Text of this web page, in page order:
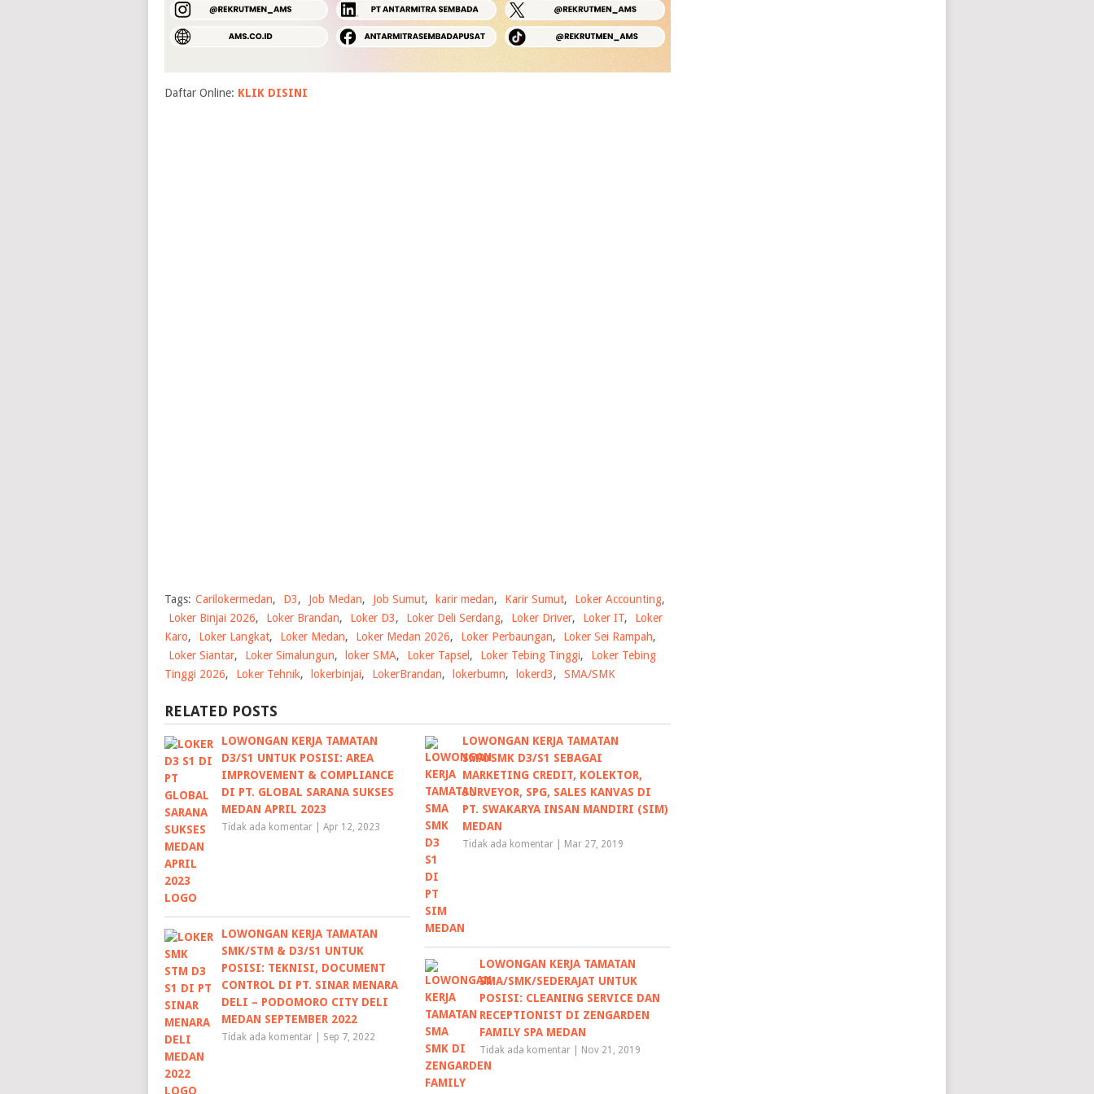
Daftar Online: KLIK DISINI
Tags: Carilokermedan, D3, Job Medan, Job Sumut, karir medan, Karir Sumut, Loker Accounting,
Loker Binjai 2026, Loker Brandan, Loker D3, Loker Deli Serdang, Loker Driver, Loker IT,
Loker
Karo, Loker Langkat, Loker Medan, Loker Medan 2026, Loker Perbaungan, Loker Sei Rampah,
Loker Siantar, Loker Simalungun, loker SMA, Loker Tapsel , Loker Tebing Tinggi,
Loker Tebing
Tinggi 2026, Loker Tehnik, lokerbinjai, LokerBrandan, lokerbumn, lokerd3, SMA/SMK
RELATED POSTS
LOWONGAN KERJA TAMATAN
D3/S1 UNTUK POSISI: AREA
IMPROVEMENT & COMPLIANCE
DI PT. GLOBAL SARANA SUKSES
MEDAN APRIL 2023
Tidak ada komentar Apr 12, 2023
LOWONGAN KERJA TAMATAN
SMA/SMK D3/S1 SEBAGAI
MARKETING CREDIT, KOLEKTOR,
SURVEYOR, SPG, SALES KANVAS DI
PT. SWAKARYA INSAN MANDIRI (SIM)
MEDAN
Tidak ada komentar Mar 27, 2019
LOWONGAN KERJA TAMATAN
SMK/STM & D3/S1 UNTUK
POSISI: TEKNISI, DOCUMENT
CONTROL DI PT. SINAR MENARA
DELI – PODOMORO CITY DELI
MEDAN SEPTEMBER 2022
Tidak ada komentar Sep 7, 2022
LOWONGAN KERJA TAMATAN
SMA/SMK/SEDERAJAT UNTUK
POSISI: CLEANING SERVICE DAN
RECEPTIONIST DI ZENGARDEN
FAMILY SPA MEDAN
Tidak ada komentar Nov 21, 2019